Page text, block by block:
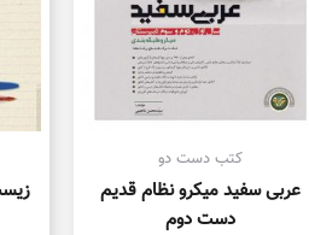
کتب دست دو
عربی سفید میکرو نظام قدیم
دست دوم